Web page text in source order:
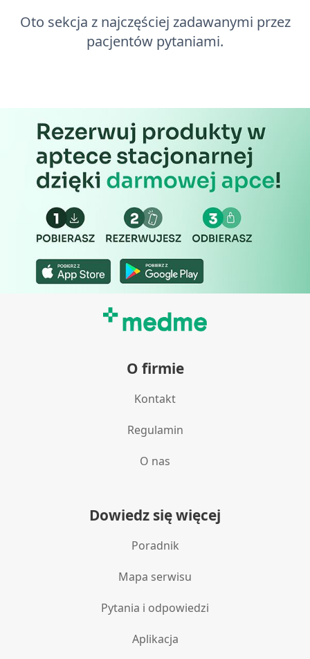
Oto sekcja z najczęściej zadawanymi przez
pacjentów pytaniami.
O firmie
Kontakt
Regulamin
O nas
Dowiedz się więcej
Poradnik
Mapa serwisu
Pytania i odpowiedzi
Aplikacja